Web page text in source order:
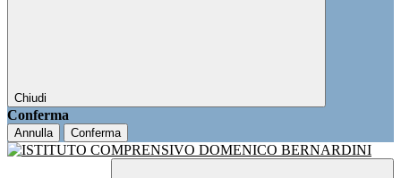
Chiudi
Conferma
Annulla Conferma